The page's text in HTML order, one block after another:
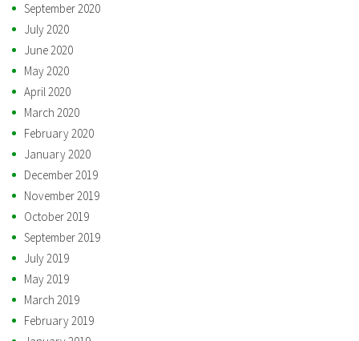
September 2020
July 2020
June 2020
May 2020
April 2020
March 2020
February 2020
January 2020
December 2019
November 2019
October 2019
September 2019
July 2019
May 2019
March 2019
February 2019